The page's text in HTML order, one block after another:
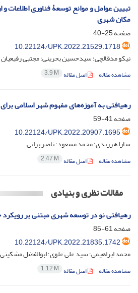
تبیین عوامل و موانع توسعۀ فناوری اطلاعات
مکان شهری
صفحه25-40
10.22124/UPK.2022.21529.1718
نیکو مدقالچی؛ سیدحسین بحرینی؛ مجتبی رفیعیان
مشاهده مقاله اصل مقاله 3.9 M
رهیافتی به آموزه‌های مفهوم شهر اسلامی
صفحه41-59
10.22124/UPK.2022.20907.1695
سارا هرزندی؛ محمد مسعود؛ ناصر براتی
مشاهده مقاله اصل مقاله 2.47 M
مقالات نظری و بنیادی
رهیافتی نو در توسعه شهری مبتنی بر
صفحه61-85
10.22124/UPK.2022.21835.1742
محمد ابراهیمی؛ سید علی علوی؛ ابوالفضل
مشاهده مقاله اصل مقاله 1.12 M